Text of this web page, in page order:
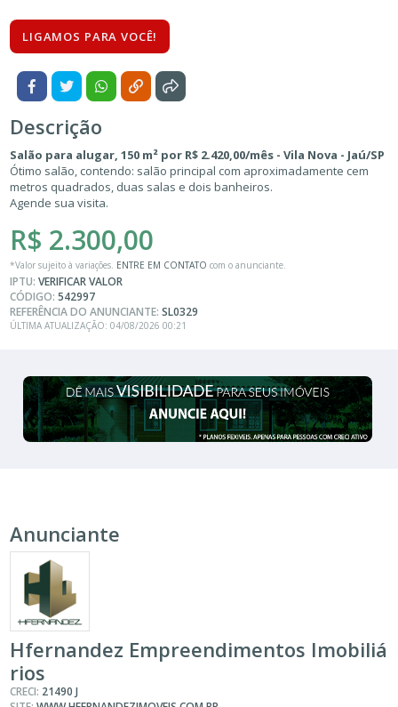
LIGAMOS PARA VOCÊ!
Descrição
Salão para alugar, 150 m² por R$ 2.420,00/mês - Vila Nova - Jaú/SP
Ótimo salão, contendo: salão principal com aproximadamente cem
metros quadrados, duas salas e dois banheiros.
Agende sua visita.
R$ 2.300,00
*Valor sujeito à variações. ENTRE EM CONTATO com o anunciante.
IPTU:VERIFICAR VALOR
CÓDIGO:542997
REFERÊNCIA DO ANUNCIANTE:SL0329
ÚLTIMA ATUALIZAÇÃO: 04/08/2026 00:21
Anunciante
Hfernandez Empreendimentos Imobiliá
rios
CRECI: 21490 J